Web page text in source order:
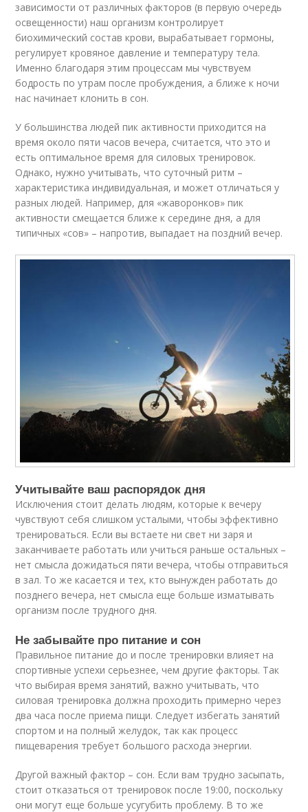
зависимости от различных факторов (в первую очередь
освещенности) наш организм контролирует
биохимический состав крови, вырабатывает гормоны,
регулирует кровяное давление и температуру тела.
Именно благодаря этим процессам мы чувствуем
бодрость по утрам после пробуждения, а ближе к ночи
нас начинает клонить в сон.
У большинства людей пик активности приходится на
время около пяти часов вечера, считается, что это и
есть оптимальное время для силовых тренировок.
Однако, нужно учитывать, что суточный ритм –
характеристика индивидуальная, и может отличаться у
разных людей. Например, для «жаворонков» пик
активности смещается ближе к середине дня, а для
типичных «сов» – напротив, выпадает на поздний вечер.
Учитывайте ваш распорядок дня
Исключения стоит делать людям, которые к вечеру
чувствуют себя слишком усталыми, чтобы эффективно
тренироваться. Если вы встаете ни свет ни заря и
заканчиваете работать или учиться раньше остальных –
нет смысла дожидаться пяти вечера, чтобы отправиться
в зал. То же касается и тех, кто вынужден работать до
позднего вечера, нет смысла еще больше изматывать
организм после трудного дня.
Не забывайте про питание и сон
Правильное питание до и после тренировки влияет на
спортивные успехи серьезнее, чем другие факторы. Так
что выбирая время занятий, важно учитывать, что
силовая тренировка должна проходить примерно через
два часа после приема пищи. Следует избегать занятий
спортом и на полный желудок, так как процесс
пищеварения требует большого расхода энергии.
Другой важный фактор – сон. Если вам трудно засыпать,
стоит отказаться от тренировок после 19:00, поскольку
они могут еще больше усугубить проблему. В то же